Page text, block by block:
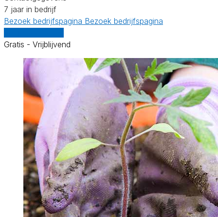
7 jaar in bedrijf
Bezoek bedrijfspagina Bezoek bedrijfspagina
Gratis - Vrijblijvend